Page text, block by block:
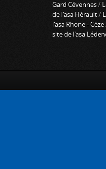
Gard Cévennes/
de l'asa Hérault/
l'asa Rhone - Cèze
site de l'asa